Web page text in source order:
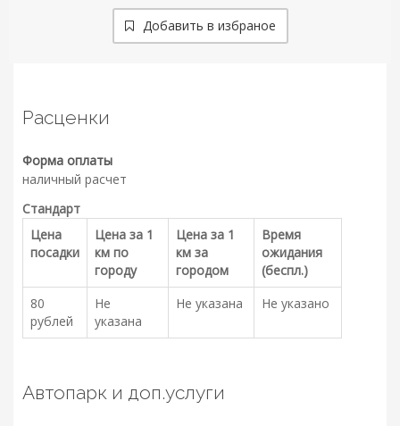
Добавить в избраное
Расценки
Форма оплаты
наличный расчет
Стандарт
Цена
посадки
Цена за 1
км по
городу
Цена за 1
км за
городом
Время
ожидания
(беспл.)
80
рублей
Не
указана
Не указана Не указано
Автопарк и доп.услуги